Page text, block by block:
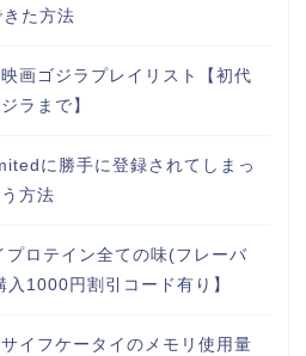
た方法
画ゴジラプレイリスト【初代
ラまで】
に勝手に登録されてしまっ
方法
プロテイン全ての味(フレーバ
1000円割引コード有り】
イフケータイのメモリ使用量